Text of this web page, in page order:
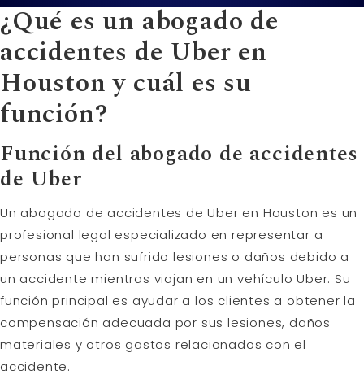
¿Qué es un abogado de
accidentes de Uber en
Houston y cuál es su
función?
Función del abogado de accidentes
de Uber
Un abogado de accidentes de Uber en Houston es un
profesional legal especializado en representar a
personas que han sufrido lesiones o daños debido a
un accidente mientras viajan en un vehículo Uber. Su
función principal es ayudar a los clientes a obtener la
compensación adecuada por sus lesiones, daños
materiales y otros gastos relacionados con el
accidente.